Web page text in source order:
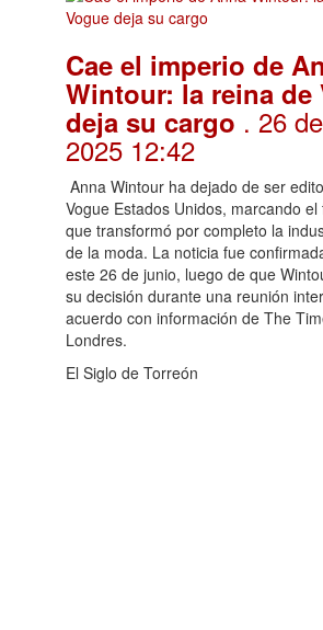
Cae el imperio de
Wintour: la reina de
deja su cargo . 26
2025 12:42
Anna Wintour ha dejado de ser
Vogue Estados Unidos, marcando
que transformó por completo la
de la moda. La noticia fue
este 26 de junio, luego de que
su decisión durante una reunión
acuerdo con información de The
Londres.
El Siglo de Torreón